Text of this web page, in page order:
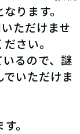
ります。
ただけませ
さい。
るので、謎
いただけま
。